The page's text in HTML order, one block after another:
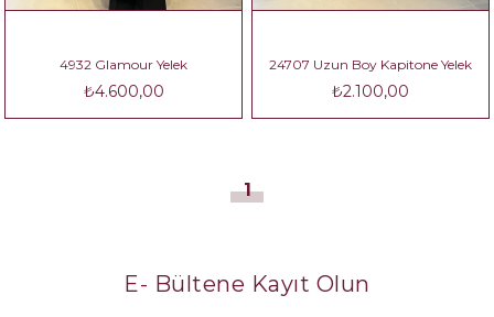
4932 Glamour Yelek
₺4.600,00
24707 Uzun Boy Kapitone Yelek
₺2.100,00
1
E- Bültene Kayıt Olun